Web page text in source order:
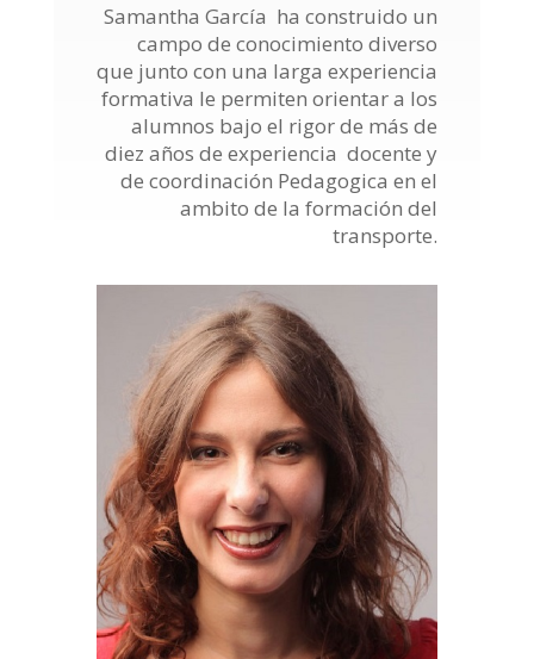
Samantha García ha construido un
campo de conocimiento diverso
que junto con una larga experiencia
formativa le permiten orientar a los
alumnos bajo el rigor de más de
diez años de experiencia docente y
de coordinación Pedagogica en el
ambito de la formación del
transporte.